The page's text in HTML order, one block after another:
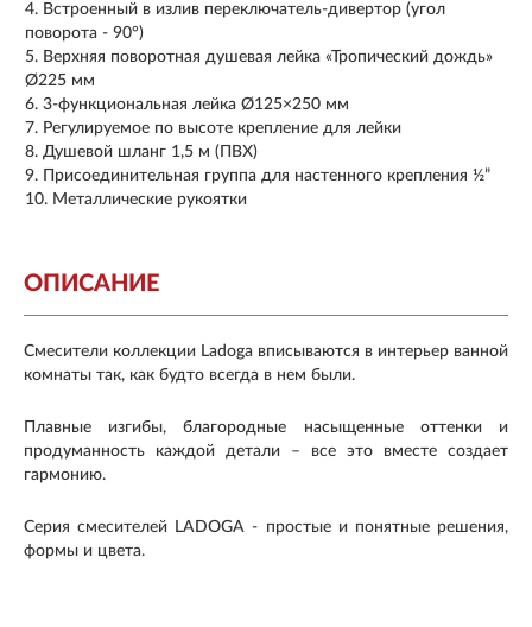
Встроенный в излив переключатель-дивертор (угол
поворота - 90°)
Верхняя поворотная душевая лейка «Тропический дождь»
Ø225 мм
3-функциональная лейка Ø125×250 мм
Регулируемое по высоте крепление для лейки
Душевой шланг 1,5 м (ПВХ)
Присоединительная группа для настенного крепления ½”
Металлические рукоятки
ОПИСАНИЕ
Смесители коллекции Ladoga вписываются в интерьер ванной
комнаты так, как будто всегда в нем были.
Плавные изгибы, благородные насыщенные оттенки и
продуманность каждой детали – все это вместе создает
гармонию.
Серия смесителей LADOGA - простые и понятные решения,
формы и цвета.